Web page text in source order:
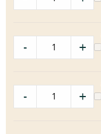
- +
- +